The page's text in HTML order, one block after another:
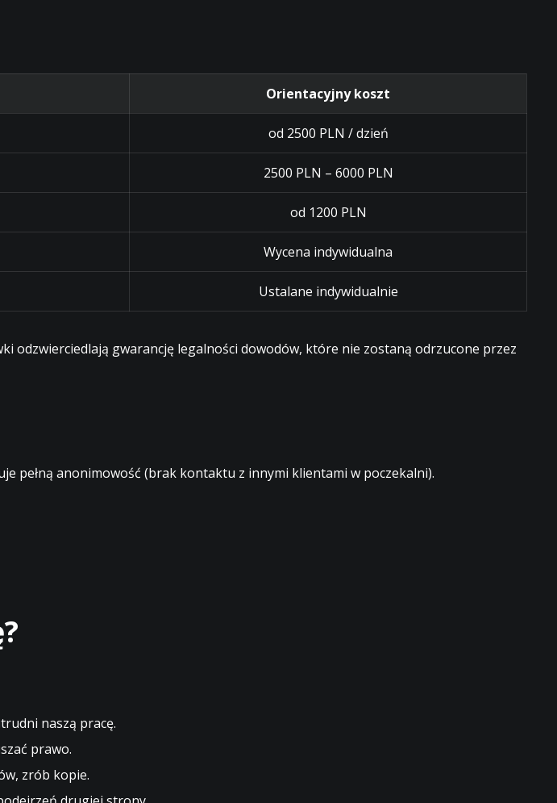
Orientacyjny koszt
od 2500 PLN / dzień
2500 PLN – 6000 PLN
od 1200 PLN
Wycena indywidualna
Ustalane indywidualnie
odzwierciedlają gwarancję legalności dowodów, które nie zostaną odrzucone przez
pełną anonimowość (brak kontaktu z innymi klientami w poczekalni).
naszą pracę.
prawo.
zrób kopie.